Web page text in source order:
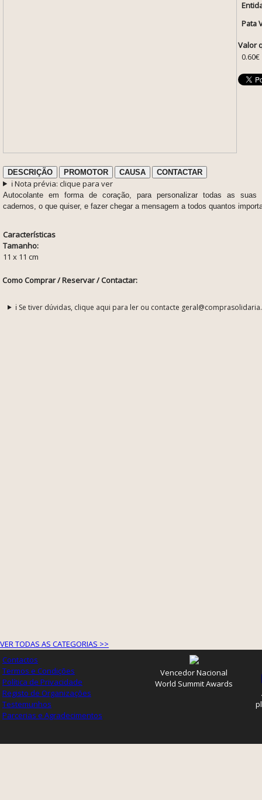
Pata
Valor
0.60€
DESCRIÇÃO PROMOTOR CAUSA CONTACTAR
ℹ️ Nota prévia: clique para ver
Autocolante em forma de coração, para personalizar todas as suas
cadernos, o que quiser, e fazer chegar a mensagem a todos quantos
Características
Tamanho:
11 x 11 cm
Como Comprar / Reservar / Contactar:
ℹ️ Se tiver dúvidas, clique aqui para ler ou contacte
VER TODAS AS CATEGORIAS >>
Contactos
Termos e Condições
Política de Privacidade
Registo de Organizações
Testemunhos
Parcerias e Agradecimentos
Vencedor Nacional
World Summit Awards